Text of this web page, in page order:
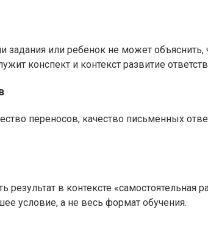
задания или ребенок не может
конспект и контекст развитие
переносов, качество письменных
в контексте «самостоятельная
условие, а не весь формат обучения.